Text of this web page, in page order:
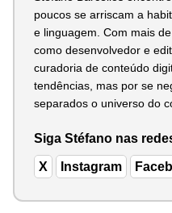
poucos se arriscam a
e linguagem. Com mais
como desenvolvedor e
curadoria de conteúdo
tendências, mas por se
separados o universo do
Siga Stéfano nas
X Instagram